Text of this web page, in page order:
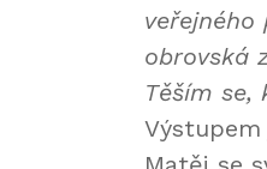
obrovská
Těším